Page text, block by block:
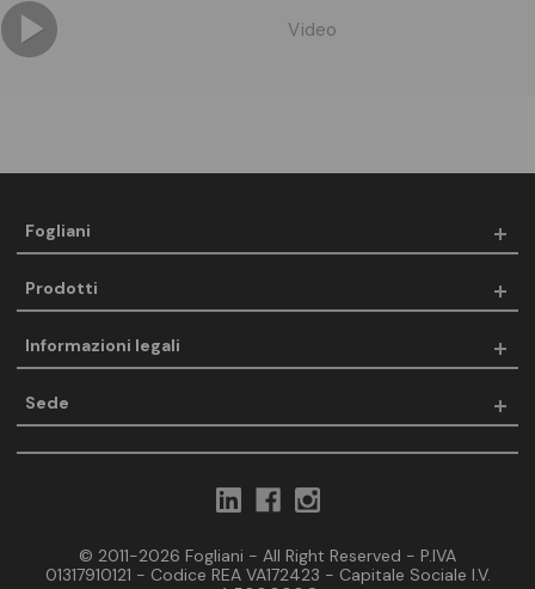
Video
Fogliani
Prodotti
Informazioni legali
Sede
© 2011-2026 Fogliani - All Right Reserved - P.IVA
01317910121 - Codice REA VA172423 - Capitale Sociale I.V.